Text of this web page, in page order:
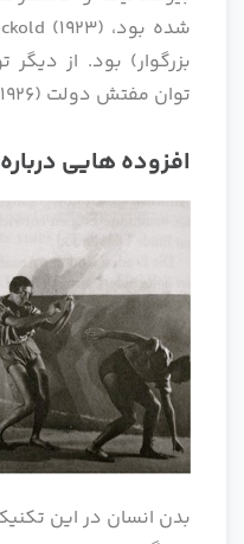
بزرگوار) بود. از
توان مفتش دولت (1926) را نام برد.
افزوده هایی
بدن انسان در این